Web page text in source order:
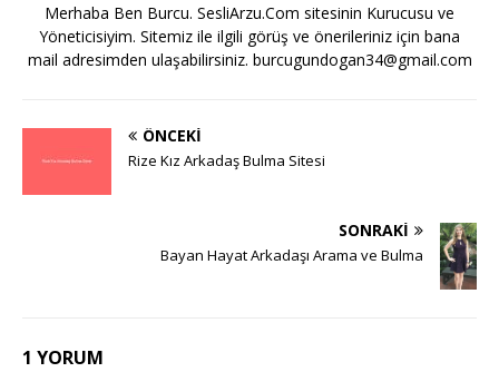
Merhaba Ben Burcu. SesliArzu.Com sitesinin Kurucusu ve
Yöneticisiyim. Sitemiz ile ilgili görüş ve önerileriniz için bana
mail adresimden ulaşabilirsiniz. burcugundogan34@gmail.com
ÖNCEKI
Rize Kız Arkadaş Bulma Sitesi
SONRAKI
Bayan Hayat Arkadaşı Arama ve Bulma
1 YORUM